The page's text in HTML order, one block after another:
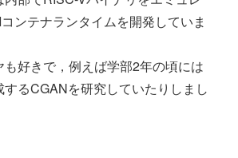
ンテナランタイムを開発していま
好きで，例えば学部2年の頃には
るCGANを研究していたりしまし